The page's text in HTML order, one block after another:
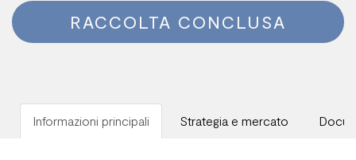
RACCOLTA CONCLUSA
Informazioni principali Strategia e mercato